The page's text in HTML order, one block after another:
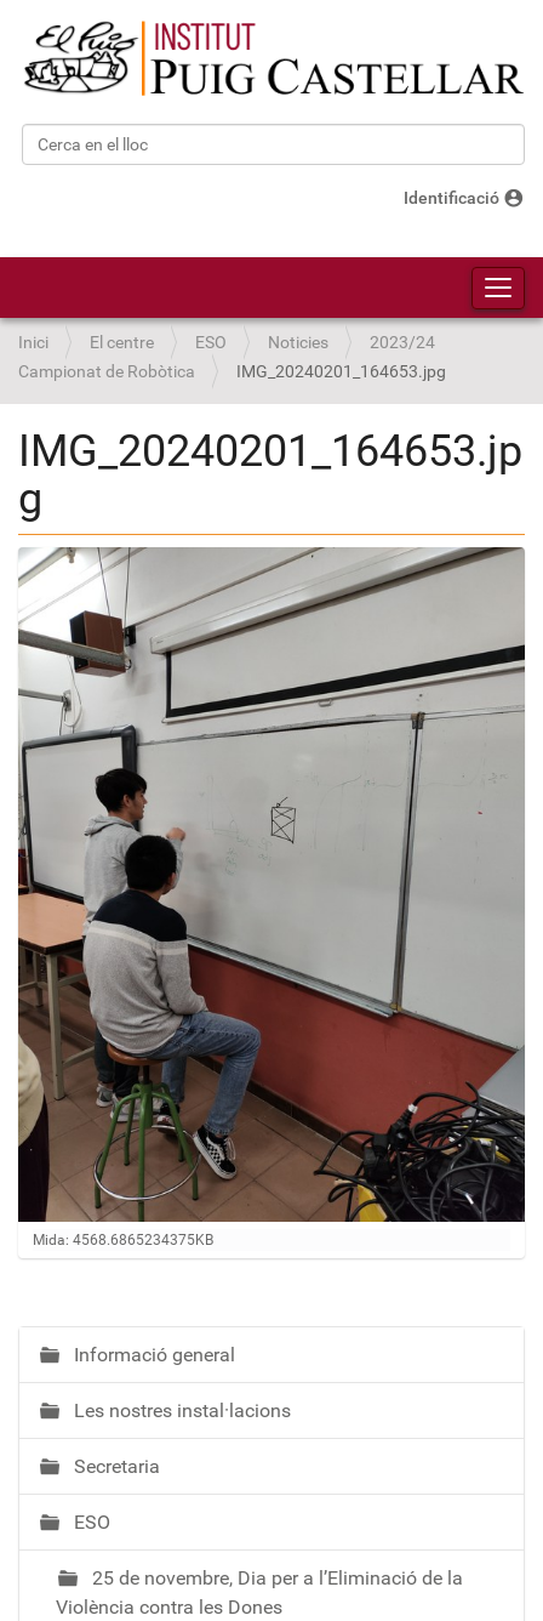
Cerca
Identificació account_circle
Inici El centre ESO Noticies
2023/24
Campionat de Robòtica
IMG_20240201_164653.jpg
IMG_20240201_164653.jp
g
Feu clic per a visualitzar la imatge a mida completa…
Mida: 4568.6865234375KB
N
a
v
e
g
a
c
Informació general
Les nostres instal·lacions
Secretaria
ESO
25 de novembre, Dia per a l’Eliminació de la
Violència contra les Dones